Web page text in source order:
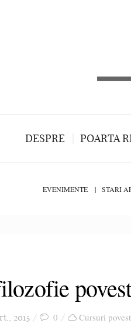
DESPRE POARTA
EVENIMENTE STARI
2015 0 Cursuri